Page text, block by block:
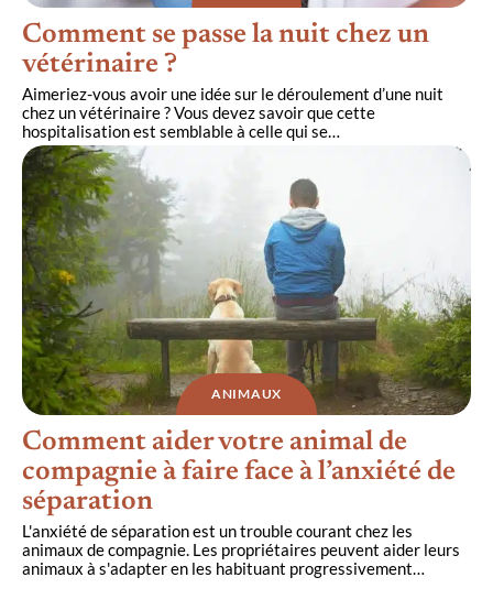
Comment se passe la nuit chez un
vétérinaire ?
Aimeriez-vous avoir une idée sur le déroulement d’une nuit
chez un vétérinaire ? Vous devez savoir que cette
hospitalisation est semblable à celle qui se…
ANIMAUX
Comment aider votre animal de
compagnie à faire face à l’anxiété de
séparation
L'anxiété de séparation est un trouble courant chez les
animaux de compagnie. Les propriétaires peuvent aider leurs
animaux à s'adapter en les habituant progressivement…